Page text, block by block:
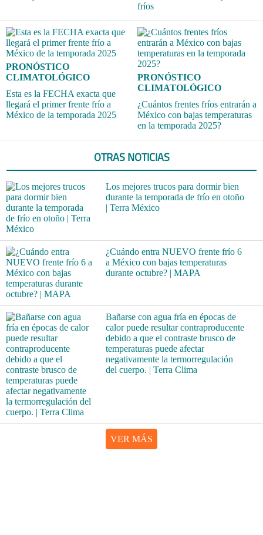
fríos
PRONÓSTICO
CLIMATOLÓGICO
Esta es la FECHA exacta que
llegará el primer frente frío a
México de la temporada 2025
PRONÓSTICO
CLIMATOLÓGICO
¿Cuántos frentes fríos entrarán a
México con bajas temperaturas
en la temporada 2025?
OTRAS NOTICIAS
Los mejores trucos para dormir bien
durante la temporada de frío en otoño
| Terra México
¿Cuándo entra NUEVO frente frío 6
a México con bajas temperaturas
durante octubre? | MAPA
Bañarse con agua fría en épocas de
calor puede resultar contraproducente
debido a que el contraste brusco de
temperaturas puede afectar
negativamente la termorregulación
del cuerpo. | Terra Clima
VER MÁS